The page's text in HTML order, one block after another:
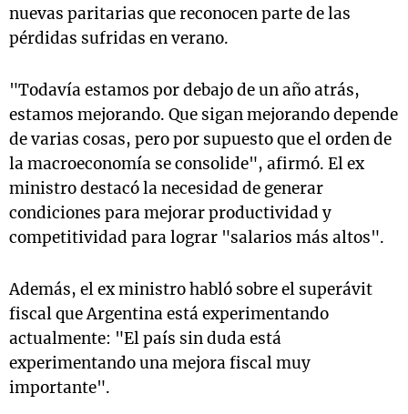
nuevas paritarias que reconocen parte de las
pérdidas sufridas en verano.
"Todavía estamos por debajo de un año atrás,
estamos mejorando. Que sigan mejorando depende
de varias cosas, pero por supuesto que el orden de
la macroeconomía se consolide", afirmó. El ex
ministro destacó la necesidad de generar
condiciones para mejorar productividad y
competitividad para lograr "salarios más altos".
Además, el ex ministro habló sobre el superávit
fiscal que Argentina está experimentando
actualmente: "El país sin duda está
experimentando una mejora fiscal muy
importante".